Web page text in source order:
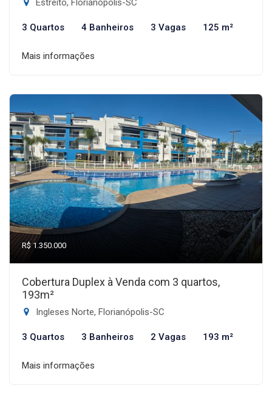
Estreito, Florianópolis-SC
3 Quartos 4 Banheiros 3 Vagas 125 m²
Mais informações
R$ 1.350.000
Cobertura Duplex à Venda com 3 quartos,
193m²
Ingleses Norte, Florianópolis-SC
3 Quartos 3 Banheiros 2 Vagas 193 m²
Mais informações